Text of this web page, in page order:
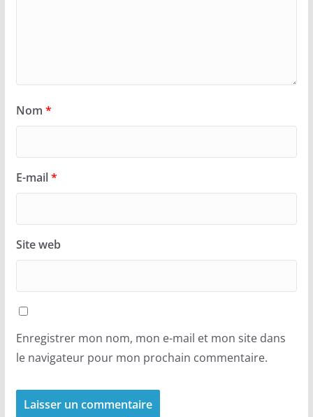
Nom *
E-mail*
Site web
Enregistrer mon nom, mon e-mail et mon site dans
le navigateur pour mon prochain commentaire.